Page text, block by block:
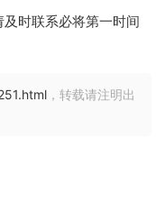
时联系必将第一时间
，转载请注明出